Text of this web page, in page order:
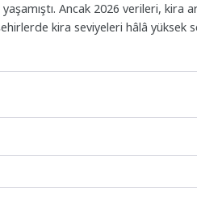
Ancak 2026 verileri, kira
kira seviyeleri hâlâ yüksek